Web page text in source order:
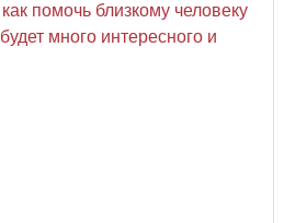
помочь близкому человеку
много интересного и